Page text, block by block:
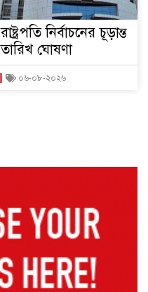
রাষ্ট্রপতি নির্বাচনের চূড়ান্ত
তারিখ ঘোষণা
০৬-০৮-২০২৬